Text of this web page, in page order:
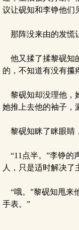
议让砚知和李铮他们
那阵没来由的发慌
他又揉了揉黎砚知
的，不知道有没有攥
黎砚知却没理他，
她推上去他的袖子，
黎砚知眯了眯眼睛
“11点半。”李铮的
人，只是适时解决了
“哦。”黎砚知甩来
手表。”